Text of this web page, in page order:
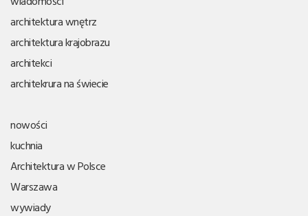
architektura wnętrz
architektura krajobrazu
architekci
architekrura na świecie
nowości
kuchnia
Architektura w Polsce
Warszawa
wywiady